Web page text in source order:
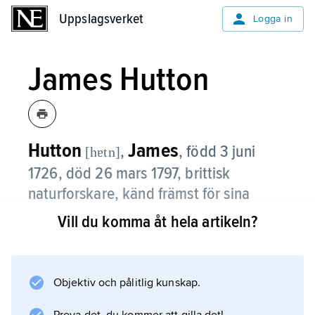
Uppslagsverket Logga in
James Hutton
Hutton [hɐtn],James,född 3 juni
1726, död 26 mars 1797, brittisk
naturforskare, känd främst för sina
insatser inom geologin, ibland given
Hutton hade vida intressen inom
naturvetenskaperna, förutom geologi även
Vill du komma åt hela artikeln?
Objektiv och pålitlig kunskap.